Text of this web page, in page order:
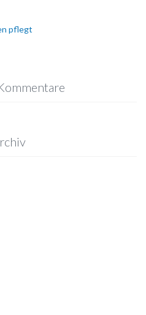
pflegt